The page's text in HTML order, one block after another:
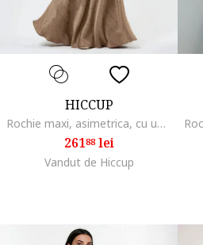
HICCUP
Rochie maxi, asimetrica, cu un umar gol, maro, satin
26188lei
Vandut de Hiccup